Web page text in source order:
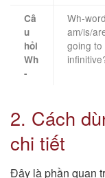
Câ
u
hỏi
Wh
-
Wh-
am/is/
going to
2. Cách
chi tiết
Đây là phần quan